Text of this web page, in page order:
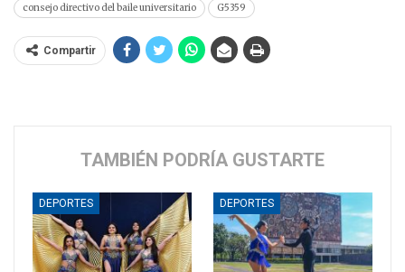
consejo directivo del baile universitario
G5359
Compartir
TAMBIÉN PODRÍA GUSTARTE
DEPORTES DEPORTES